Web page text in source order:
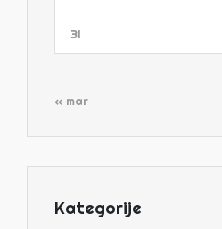
31
« mar
Kategorije